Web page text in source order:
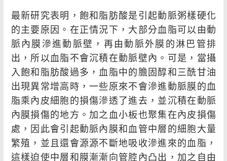
最新研究表明，飽和脂肪酸是引起動脈粥樣硬化
的主要原因。在正情況下，大部分血脂可以由動
脈內膜滲進動脈壁，再由動脈外膜的淋巴管排
出，所以血脂不會沉積在動脈壁內。可是，當攝
入飽和脂肪酸過多，血脂中的膽固醇和三酰甘油
出現異常增高時，一些原來不會滲進動脈膜的血
脂乘內皮細胞的損傷滲透了進去，並沉積在動脈
內膜損傷的地方。加之血小板也聚集在內皮損傷
處，因此會引起動脈內膜和血管中層的細胞大量
繁殖，並且還會源源不斷地吸收滲進來的血脂，
這樣迫使中層和膜漸漸向管腔內凸出，加之自由